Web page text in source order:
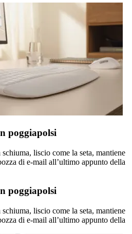
poggiapolsi
liscio come la seta, mantiene
di e-mail all’ultimo appunto della
poggiapolsi
liscio come la seta, mantiene
di e-mail all’ultimo appunto della